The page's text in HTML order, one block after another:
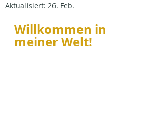
Aktualisiert: 26. Feb.
Willkommen in
meiner Welt!